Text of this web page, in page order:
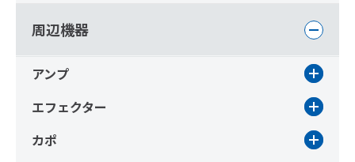
周辺機器
アンプ
エフェクター
カポ